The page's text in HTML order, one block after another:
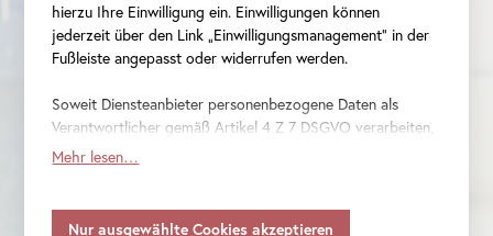
hierzu Ihre Einwilligung ein. Einwilligungen können
jederzeit über den Link „Einwilligungsmanagement“ in der
Fußleiste angepasst oder widerrufen werden.
Soweit Diensteanbieter personenbezogene Daten als
Verantwortlicher gemäß Artikel 4 Z 7 DSGVO verarbeiten,
gilt Ihre Einwilligung auch für die Weitergabe an den
Daten in Staaten ohne Vorliegen eines
Mehr lesen…